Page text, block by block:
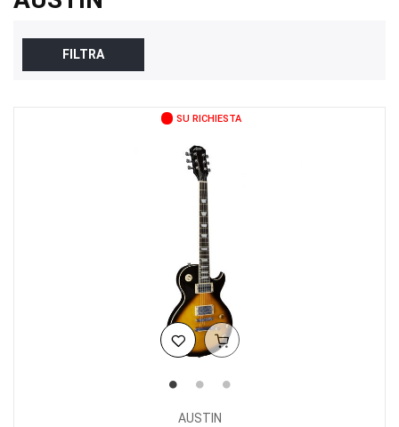
FILTRA
SU RICHIESTA
AUSTIN